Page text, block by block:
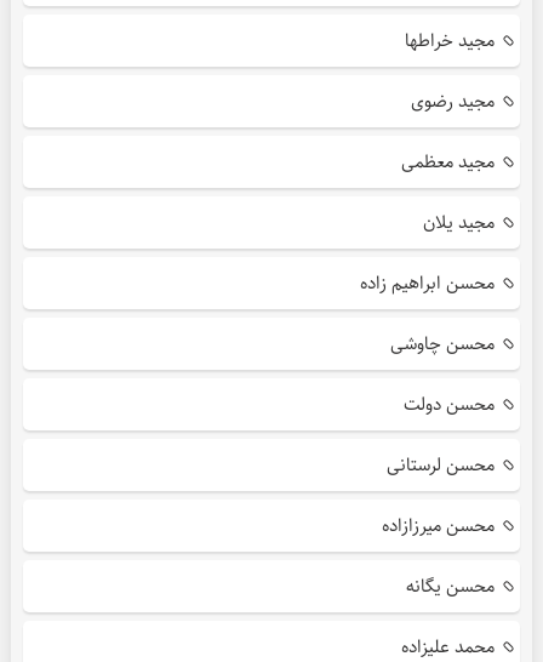
مجید خراطها
مجید رضوی
مجید معظمی
مجید یلان
محسن ابراهیم زاده
محسن چاوشی
محسن دولت
محسن لرستانی
محسن میرزازاده
محسن یگانه
محمد علیزاده